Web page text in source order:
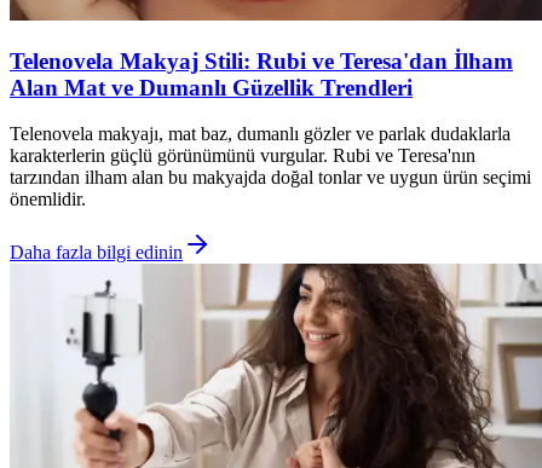
Telenovela Makyaj Stili: Rubi ve Teresa'dan İlham
Alan Mat ve Dumanlı Güzellik Trendleri
Telenovela makyajı, mat baz, dumanlı gözler ve parlak dudaklarla
karakterlerin güçlü görünümünü vurgular. Rubi ve Teresa'nın
tarzından ilham alan bu makyajda doğal tonlar ve uygun ürün seçimi
önemlidir.
Daha fazla bilgi edinin